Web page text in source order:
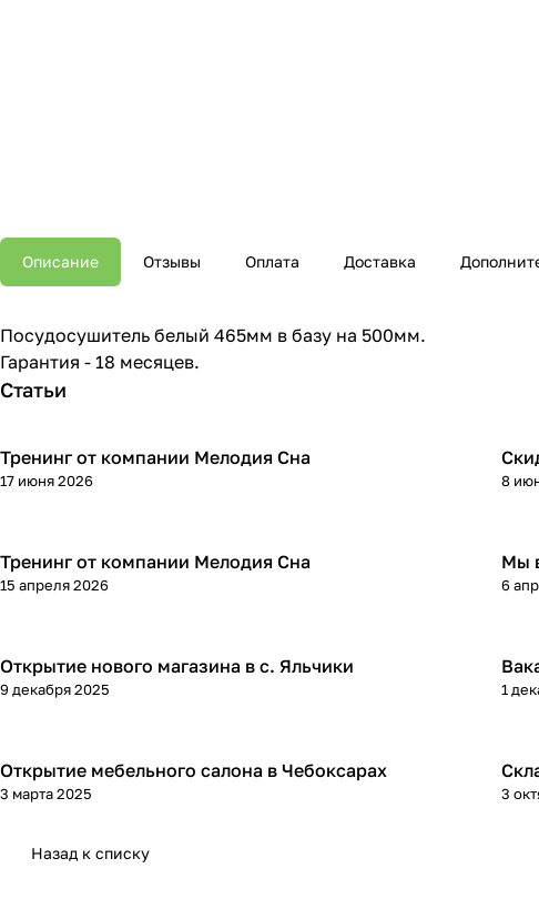
Описание Отзывы Оплата Доставка
Посудосушитель белый 465мм в базу на 500мм.
Гарантия - 18 месяцев.
Статьи
Тренинг от компании Мелодия Сна
17 июня 2026 8
Тренинг от компании Мелодия Сна
15 апреля 2026
Мы
6
Открытие нового магазина в с. Яльчики
9 декабря 2025 1
Открытие мебельного салона в Чебоксарах
3 марта 2025 3
Назад к списку